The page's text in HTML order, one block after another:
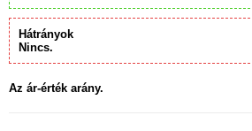
Hátrányok
Nincs.
Az ár-érték arány.